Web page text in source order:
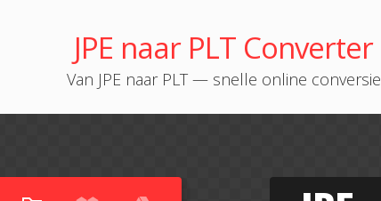
JPE naar PLT Converter
Van JPE naar PLT — snelle online conversie